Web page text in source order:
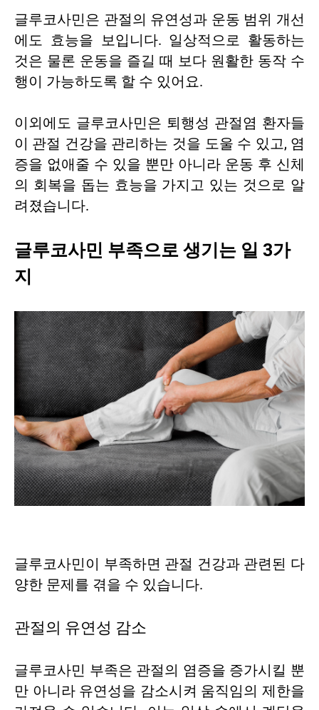
글루코사민은 관절의 유연성과 운동 범위 개선
에도 효능을 보입니다. 일상적으로 활동하는
것은 물론 운동을 즐길 때 보다 원활한 동작 수
행이 가능하도록 할 수 있어요.
이외에도 글루코사민은 퇴행성 관절염 환자들
이 관절 건강을 관리하는 것을 도울 수 있고, 염
증을 없애줄 수 있을 뿐만 아니라 운동 후 신체
의 회복을 돕는 효능을 가지고 있는 것으로 알
려졌습니다.
글루코사민 부족으로 생기는 일 3가
지
글루코사민이 부족하면 관절 건강과 관련된 다
양한 문제를 겪을 수 있습니다.
관절의 유연성 감소
글루코사민 부족은 관절의 염증을 증가시킬 뿐
만 아니라 유연성을 감소시켜 움직임의 제한을